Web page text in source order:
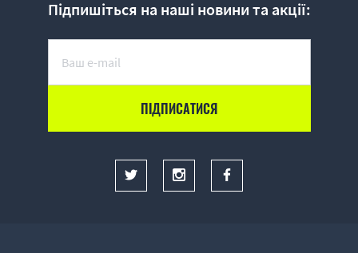
Підпишіться на наші новини та акції: